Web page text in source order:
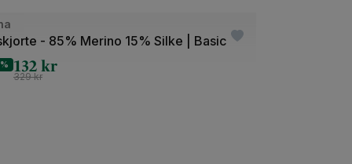
- 85% Merino 15% Silke | Basic
132kr
329kr